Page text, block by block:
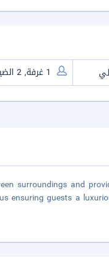
surroundings and
ensuring guests a